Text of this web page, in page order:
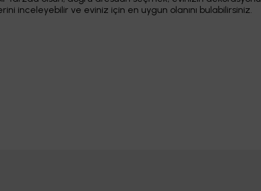
inceleyebilir ve eviniz için en uygun olanını bulabilirsiniz.